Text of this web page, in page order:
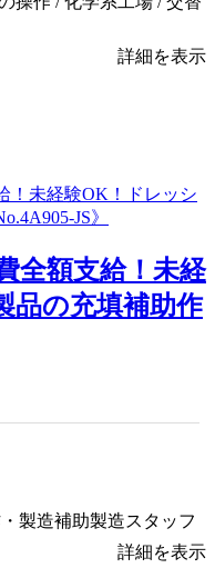
詳細を表示
全額支給！未経
品の充填補助作
製造補助製造スタッフ
詳細を表示